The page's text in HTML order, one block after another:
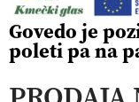
Govedo je
poleti pa na